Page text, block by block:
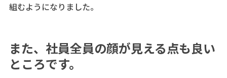
組むようになりました。
また、社員全員の顔が見える点も良い
ところです。